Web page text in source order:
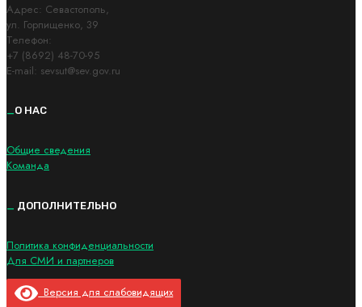
Адрес: Cевастополь,
ул. Горпищенко, 39
Телефон:
+7 (8692) 48-70-95
E-mail: sevsut@sev.gov.ru
_О НАС
Общие сведения
Команда
ДОПОЛНИТЕЛЬНО
Политика конфиденциальности
Для СМИ и партнеров
Версия для слабовидящих